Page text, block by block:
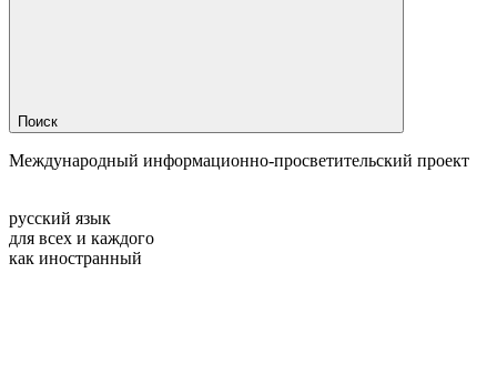
Поиск
Международный информационно-просветительский проект
русский язык
для всех и каждого
как иностранный